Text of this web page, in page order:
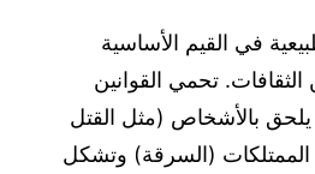
في القيم الأساسية
تحمي القوانين
يلحق بالأشخاص (مثل القتل
الممتلكات (السرقة) وتشكل